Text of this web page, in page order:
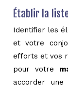
Établir la
Identifier les
et votre
efforts et vos
pour votre
accorder